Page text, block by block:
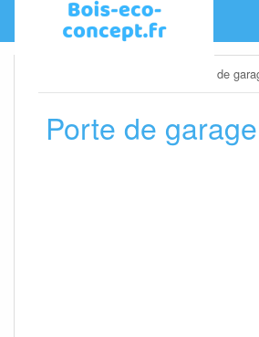
Porte de
Porte de